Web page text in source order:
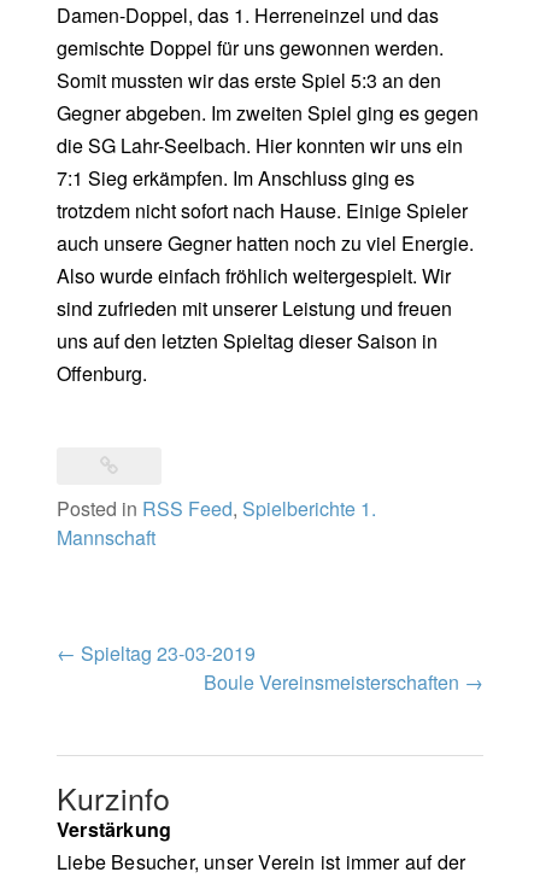
Damen-Doppel, das 1. Herreneinzel und das
gemischte Doppel für uns gewonnen werden.
Somit mussten wir das erste Spiel 5:3 an den
Gegner abgeben. Im zweiten Spiel ging es gegen
die SG Lahr-Seelbach. Hier konnten wir uns ein
7:1 Sieg erkämpfen. Im Anschluss ging es
trotzdem nicht sofort nach Hause. Einige Spieler
auch unsere Gegner hatten noch zu viel Energie.
Also wurde einfach fröhlich weitergespielt. Wir
sind zufrieden mit unserer Leistung und freuen
uns auf den letzten Spieltag dieser Saison in
Offenburg.
Posted in RSS Feed, Spielberichte 1.
Mannschaft
Post
navigation
← Spieltag 23-03-2019
Boule Vereinsmeisterschaften →
Kurzinfo
Verstärkung
Liebe Besucher, unser Verein ist immer auf der